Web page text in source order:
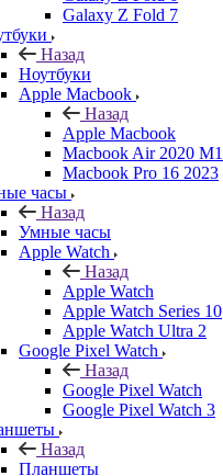
Galaxy Z Fold 7
Назад
Ноутбуки
Apple Macbook
Назад
Apple Macbook
Macbook Air 2020 M1
Macbook Pro 16 2023
часы
Назад
Умные часы
Apple Watch
Назад
Apple Watch
Apple Watch Series 10
Apple Watch Ultra 2
Google Pixel Watch
Назад
Google Pixel Watch
Google Pixel Watch 3
Назад
Планшеты